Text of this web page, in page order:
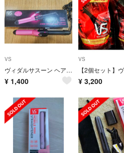
VS
ヴィダルサスーン ヘアアイロン VSI-3206／PJ(1台)
¥ 1,400
VS
¥ 3,200